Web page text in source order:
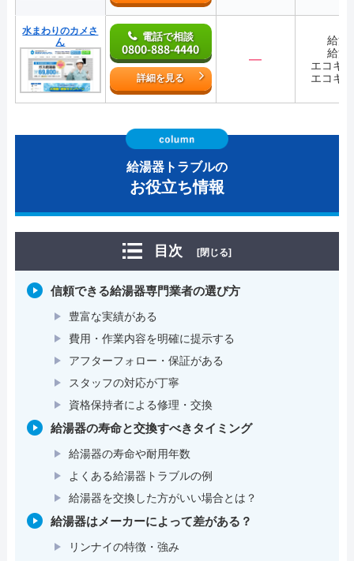
水まわりのカメさ
ん
電話で相談
0800-888-4440
詳細を見る
―
給湯
給湯
エコキ
エコキ
給湯器トラブルの
お役立ち情報
目次 [閉じる]
信頼できる給湯器専門業者の選び方
豊富な実績がある
費用・作業内容を明確に提示する
アフターフォロー・保証がある
スタッフの対応が丁寧
資格保持者による修理・交換
給湯器の寿命と交換すべきタイミング
給湯器の寿命や耐用年数
よくある給湯器トラブルの例
給湯器を交換した方がいい場合とは？
給湯器はメーカーによって差がある？
リンナイの特徴・強み